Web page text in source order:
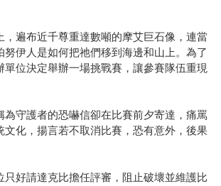
，遍布近千尊重達數噸的摩艾巨石像，連當
努伊人是如何把祂們移到海邊和山上。為了
單位決定舉辦一場挑戰賽，讓參賽隊伍重現
為守護者的恐嚇信卻在比賽前夕寄達，痛罵
文化，揚言若不取消比賽，恐有意外，後果
只好請達克比擔任評審，阻止破壞並維護比